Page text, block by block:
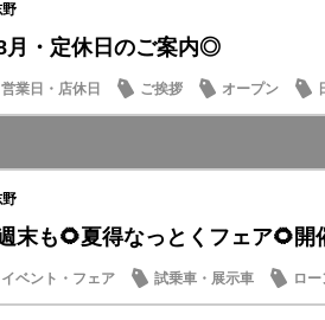
・定休日のご案内◎
営業日・店休日 ご挨拶 オープン
末も🌻夏得なっとくフェア🌻開
イベント・フェア 試乗車・展示車
ロー
営業日・店休日